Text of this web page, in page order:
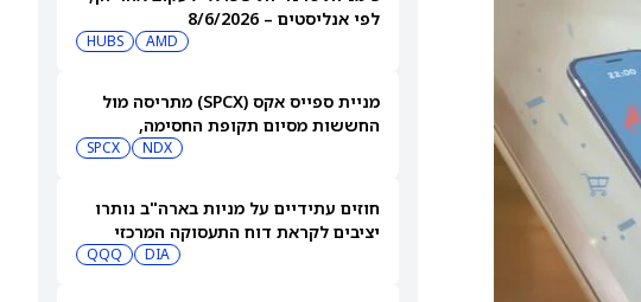
לפי אנליסטים – 8/6/2026
AMD
HUBS
מניית ספייס אקס (SPCX) מתריסה מול
החששות מסיום תקופת החסימה,
NDX
SPCX
חוזים עתידיים על מניות בארה"ב נותרו
יציבים לקראת דוח התעסוקה המרכזי
DIA
QQQ